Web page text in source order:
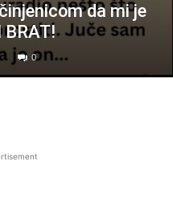
da mi je
0